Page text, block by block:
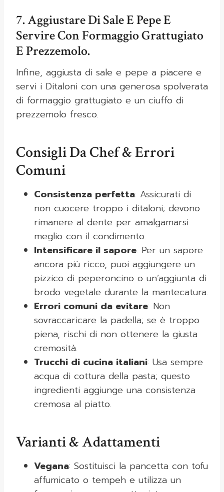
7. Aggiustare Di Sale E Pepe E
Servire Con Formaggio Grattugiato
E Prezzemolo.
Infine, aggiusta di sale e pepe a piacere e
servi i Ditaloni con una generosa spolverata
di formaggio grattugiato e un ciuffo di
prezzemolo fresco.
Consigli Da Chef & Errori
Comuni
Consistenza perfetta: Assicurati di
non cuocere troppo i ditaloni; devono
rimanere al dente per amalgamarsi
meglio con il condimento.
Intensificare il sapore: Per un sapore
ancora più ricco, puoi aggiungere un
pizzico di peperoncino o un’aggiunta di
brodo vegetale durante la mantecatura.
Errori comuni da evitare: Non
sovraccaricare la padella; se è troppo
piena, rischi di non ottenere la giusta
cremosità.
Trucchi di cucina italiani: Usa sempre
acqua di cottura della pasta; questo
ingredienti aggiunge una consistenza
cremosa al piatto.
Varianti & Adattamenti
Vegana: Sostituisci la pancetta con tofu
affumicato o tempeh e utilizza un